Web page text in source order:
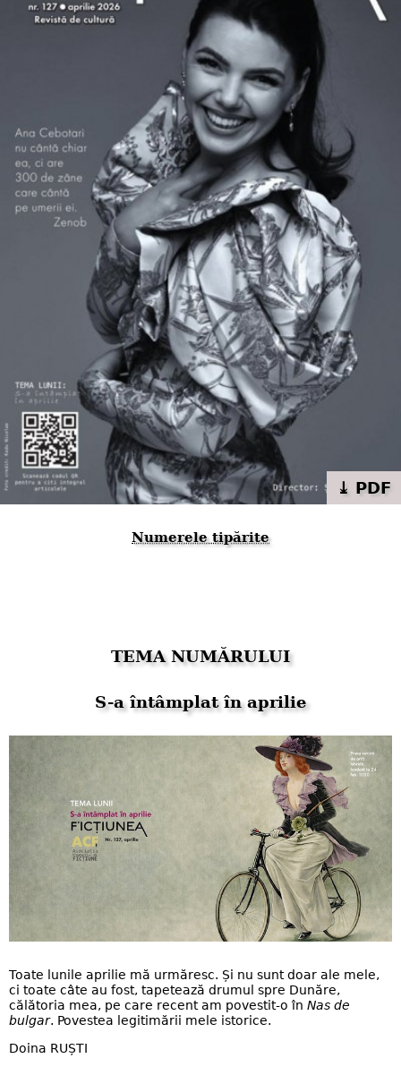
⤓ PDF
Numerele tipărite
TEMA NUMĂRULUI
S-a întâmplat în aprilie
Toate lunile aprilie mă urmăresc. Și nu sunt doar ale mele,
ci toate câte au fost, tapetează drumul spre Dunăre,
călătoria mea, pe care recent am povestit-o în Nas de
bulgar. Povestea legitimării mele istorice.
Doina RUȘTI